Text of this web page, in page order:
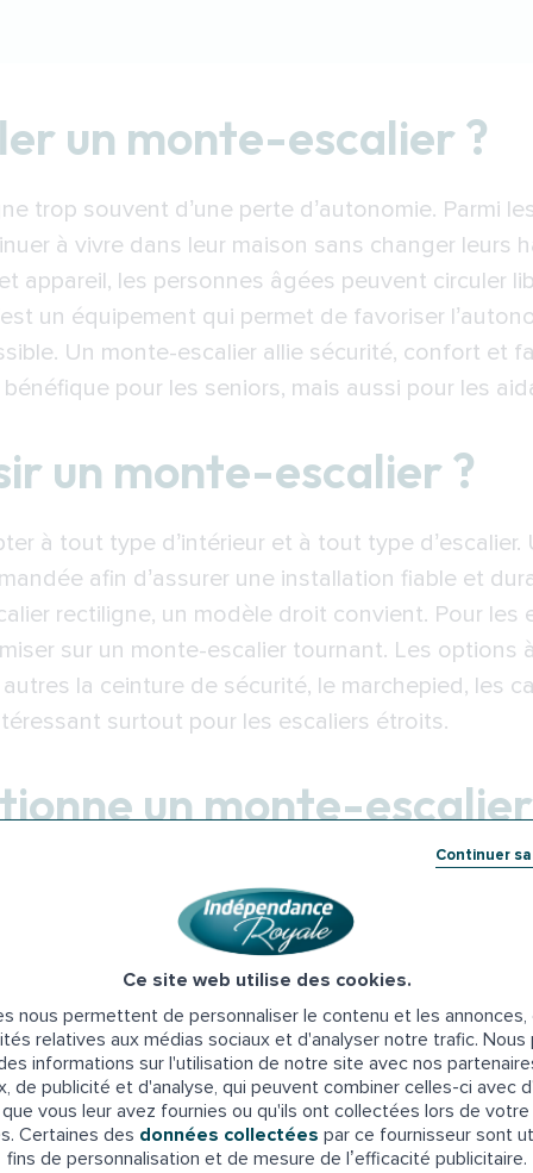
Continuer
Ce site web utilise des cookies.
nous permettent de personnaliser le contenu et les annonces,
relatives aux médias sociaux et d'analyser notre trafic. Nous
informations sur l'utilisation de notre site avec nos
de publicité et d'analyse, qui peuvent combiner celles-ci avec
vous leur avez fournies ou qu'ils ont collectées lors de
Certaines des données collectées par ce fournisseur sont
fins de personnalisation et de mesure de l’efficacité publicitaire.
escalier ?
monte-escalier ?
monte-escalier à Perpignan
monte-escalier à Perpignan
un monte-escalier ?
trop souvent d’une perte d’autonomie. Parmi
à vivre dans leur maison sans changer leurs
appareil, les personnes âgées peuvent circuler
un équipement qui permet de favoriser
Un monte-escalier allie sécurité, confort et
pour les seniors, mais aussi pour les
un monte-escalier ?
à tout type d’intérieur et à tout type
afin d’assurer une installation fiable et
rectiligne, un modèle droit convient. Pour
sur un monte-escalier tournant. Les options
la ceinture de sécurité, le marchepied, les
surtout pour les escaliers étroits.
un monte-
composé d’un siège fixé sur un côté des
électrique. L’appareil est très simple
la ceinture de sécurité avant de lancer le
pour actionner l’appareil. Les boutons de
sur une télécommande. L’appareil effectue son
d’un monte-